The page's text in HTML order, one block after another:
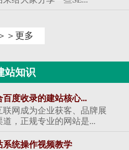
＞更多
站知识
百度收录的建站核心...
联网成为企业获客、品牌展
道，正规专业的网站是...
系统操作视频教学